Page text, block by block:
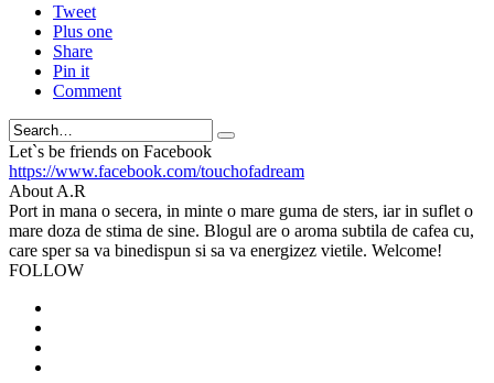
Tweet
Plus one
Share
Pin it
Comment
Search
Let`s be friends on Facebook
https://www.facebook.com/touchofadream
About A.R
Port in mana o secera, in minte o mare guma de sters, iar in suflet o
mare doza de stima de sine. Blogul are o aroma subtila de cafea cu,
care sper sa va binedispun si sa va energizez vietile. Welcome!
FOLLOW